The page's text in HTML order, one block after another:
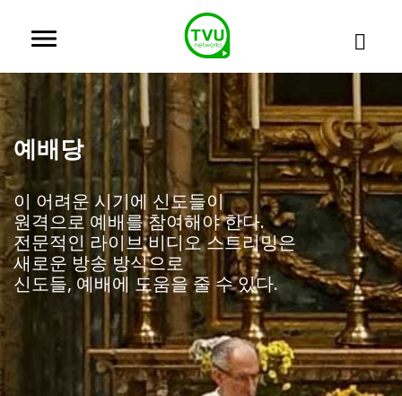
예배당
이 어려운 시기에 신도들이
원격으로 예배를 참여해야 한다.
전문적인 라이브 비디오 스트리밍은
새로운 방송 방식으로
신도들, 예배에 도움을 줄 수 있다.
Submit Request